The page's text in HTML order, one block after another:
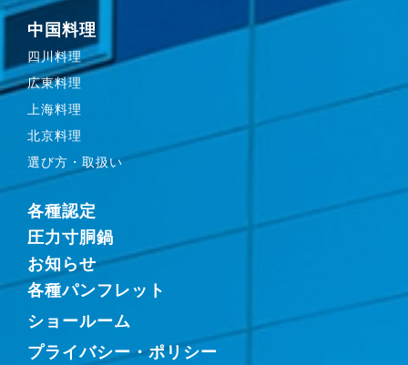
中国料理
四川料理
広東料理
上海料理
北京料理
選び方・取扱い
各種認定
圧力寸胴鍋
お知らせ
各種パンフレット
ショールーム
プライバシー・ポリシー